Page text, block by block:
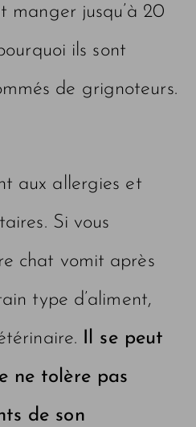
manger jusqu’à 20
ils sont
de grignoteurs.
aux allergies et
Si vous
chat vomit après
type d’aliment,
Il se peut
ne tolère pas
de son